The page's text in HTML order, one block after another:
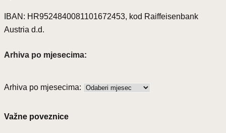
IBAN: HR9524840081101672453, kod Raiffeisenbank
Austria d.d.
Arhiva po mjesecima:
Arhiva po mjesecima:
Važne poveznice